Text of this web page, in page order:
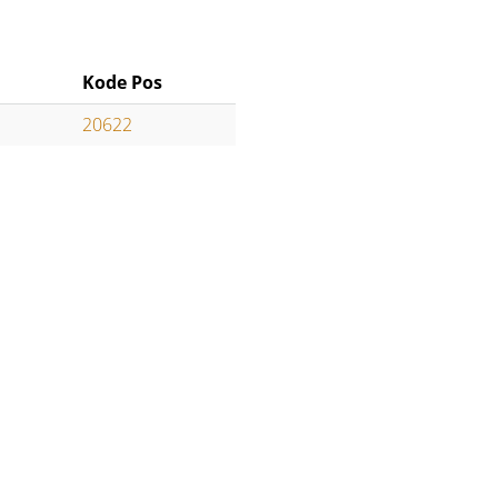
Kode Pos
20622